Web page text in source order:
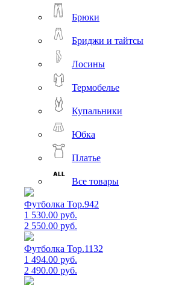
Брюки
Бриджи и тайтсы
Лосины
Термобелье
Купальники
Юбка
Платье
Все товары
Футболка Top.942
1 530.00 руб.
2 550.00 руб.
Футболка Top.1132
1 494.00 руб.
2 490.00 руб.